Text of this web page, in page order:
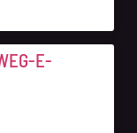
E-